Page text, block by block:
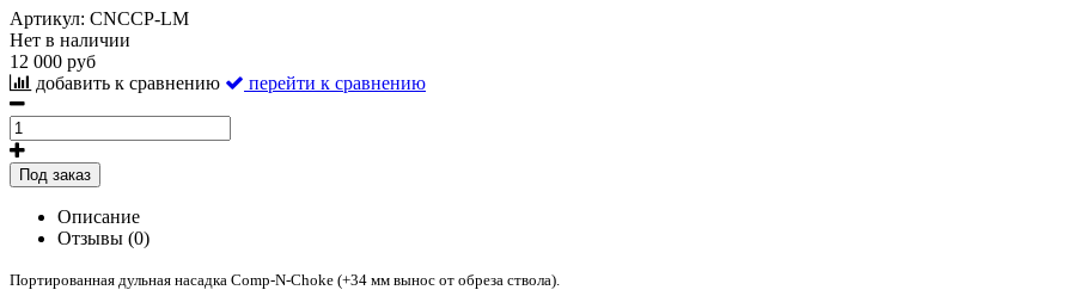
Артикул: CNCCP-LM
Нет в наличии
12 000 руб
добавить к сравнению
перейти к сравнению
Под заказ
Описание
Отзывы (0)
Портированная дульная насадка Comp-N-Choke (+34 мм вынос от обреза ствола).